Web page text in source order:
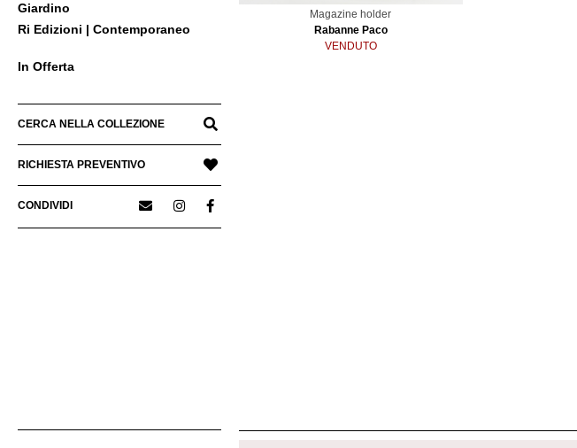
Giardino
Ri Edizioni | Contemporaneo
In Offerta
CERCA NELLA COLLEZIONE
RICHIESTA PREVENTIVO
CONDIVIDI
Magazine holder
Rabanne Paco
VENDUTO